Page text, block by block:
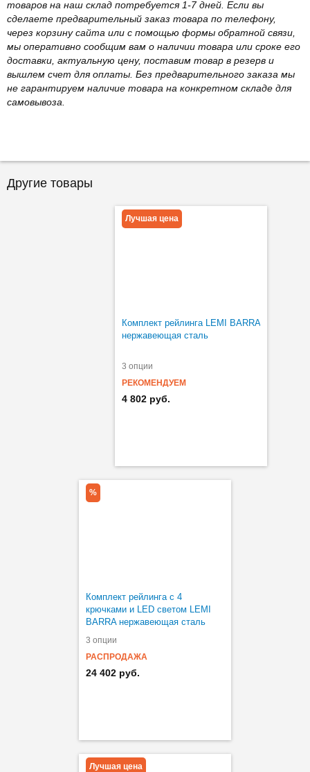
товаров на наш склад потребуется 1-7 дней. Если вы
сделаете предварительный заказ товара по телефону,
через корзину сайта или с помощью формы обратной связи,
мы оперативно сообщим вам о наличии товара или сроке его
доставки, актуальную цену, поставим товар в резерв и
вышлем счет для оплаты. Без предварительного заказа мы
не гарантируем наличие товара на конкретном складе для
самовывоза.
Другие товары
Лучшая цена
Комплект рейлинга LEMI BARRA
нержавеющая сталь
3 опции
РЕКОМЕНДУЕМ
4 802 руб.
%
Комплект рейлинга с 4
крючками и LED светом LEMI
BARRA нержавеющая сталь
3 опции
РАСПРОДАЖА
24 402 руб.
Лучшая цена